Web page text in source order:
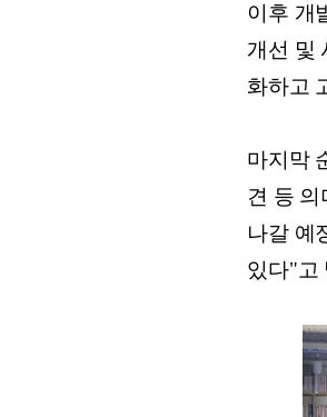
이후 개
개선 및
화하고
마지막
견 등
나갈 예
있다"고